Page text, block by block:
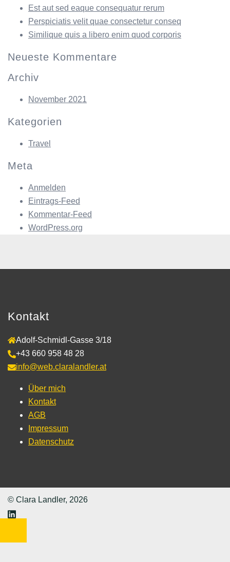
Est aut sed eaque consequatur rerum
Perspiciatis velit quae consectetur conseq
Similique quis a libero enim quod corporis
Neueste Kommentare
Archiv
November 2021
Kategorien
Travel
Meta
Anmelden
Eintrags-Feed
Kommentar-Feed
WordPress.org
Kontakt
Adolf-Schmidl-Gasse 3/18
+43 660 958 48 28
info@web.claralandler.at
Über mich
Kontakt
AGB
Impressum
Datenschutz
© Clara Landler, 2026